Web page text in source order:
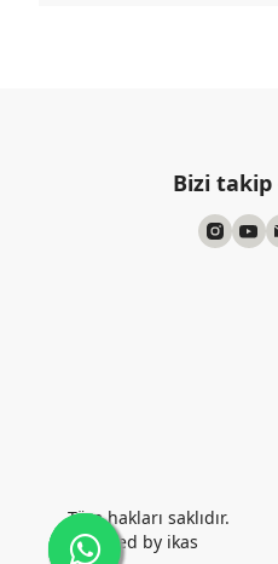
Bizi takip
Tüm hakları saklıdır.
Powered by ikas